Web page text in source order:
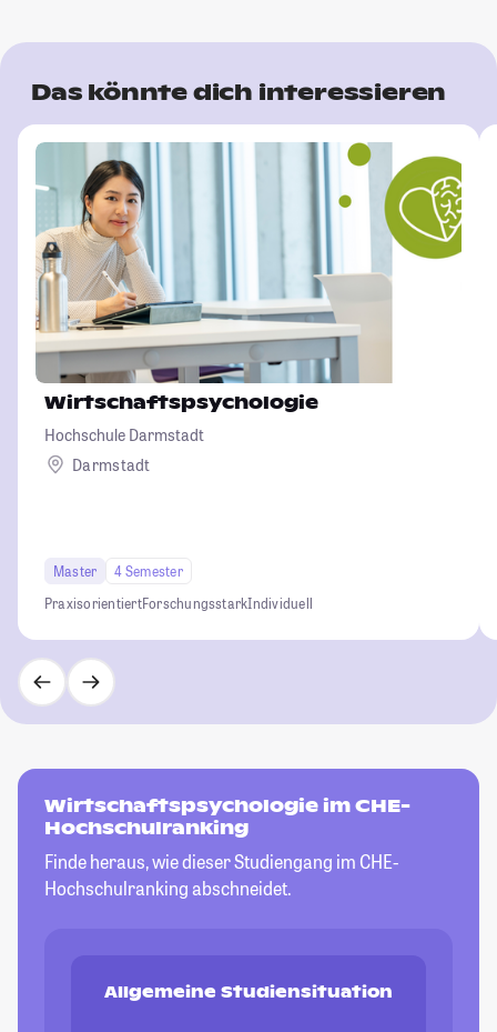
Das könnte dich interessieren
Wirtschaftspsychologie
Hochschule Darmstadt
Darmstadt
Master
4 Semester
PraxisorientiertForschungsstarkIndividuell
Wirtschaftspsychologie im CHE-
Hochschulranking
Finde heraus, wie dieser Studiengang im CHE-
Hochschulranking abschneidet.
Allgemeine Studiensituation